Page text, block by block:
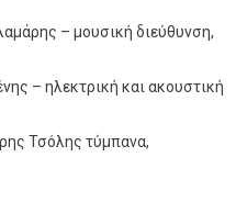
– μουσική διεύθυνση,
– ηλεκτρική και ακουστική
Τσόλης τύμπανα,